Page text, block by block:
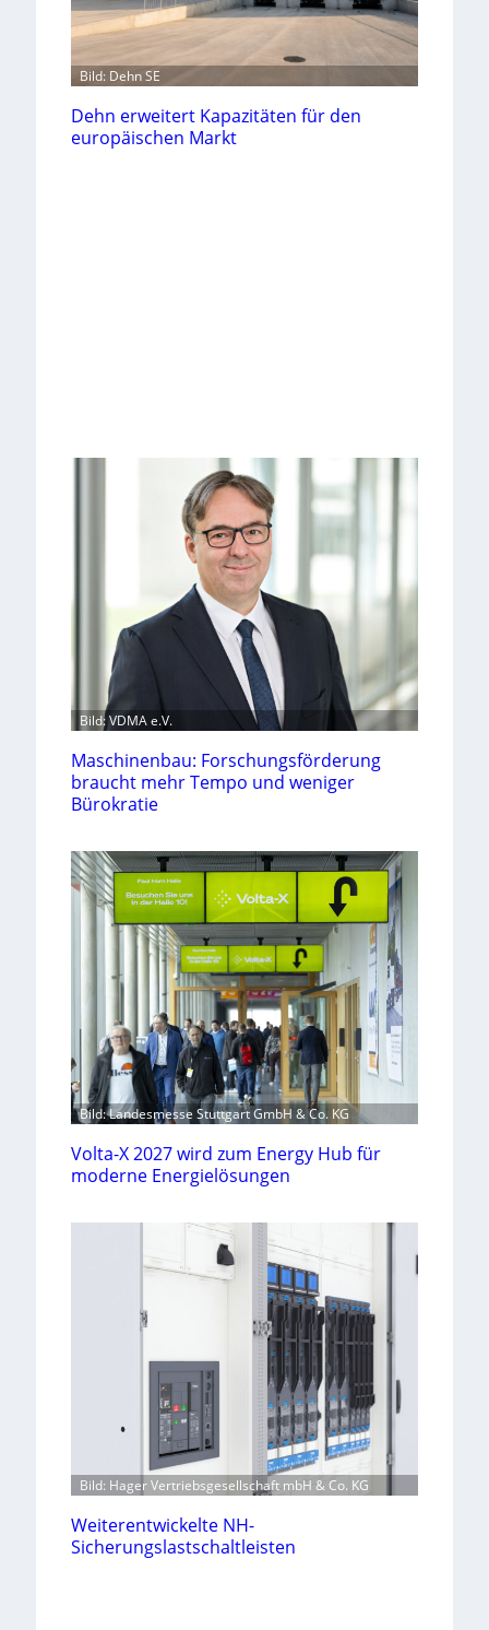
Bild: Dehn SE
Dehn erweitert Kapazitäten für den
europäischen Markt
Bild: VDMA e.V.
Maschinenbau: Forschungsförderung
braucht mehr Tempo und weniger
Bürokratie
Bild: Landesmesse Stuttgart GmbH & Co. KG
Volta-X 2027 wird zum Energy Hub für
moderne Energielösungen
Bild: Hager Vertriebsgesellschaft mbH & Co. KG
Weiterentwickelte NH-
Sicherungslastschaltleisten